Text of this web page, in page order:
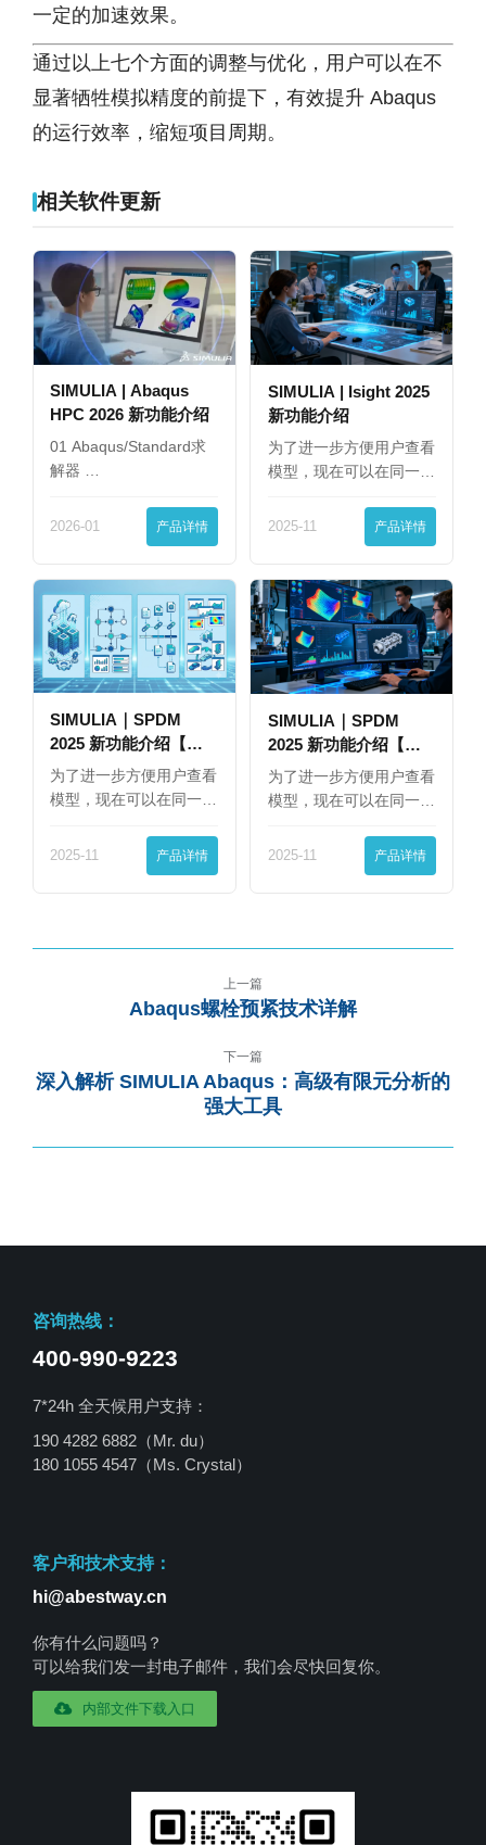
一定的加速效果。
通过以上七个方面的调整与优化，用户可以在不
显著牺牲模拟精度的前提下，有效提升 Abaqus
的运行效率，缩短项目周期。
相关软件更新
SIMULIA | Abaqus
HPC 2026 新功能介绍
01 Abaqus/Standard求
解器 …
2026-01 产品详情
SIMULIA | Isight 2025
新功能介绍
为了进一步方便用户查看
模型，现在可以在同一
2025-11 产品详情
SIMULIA｜SPDM
2025 新功能介绍【下
篇】
为了进一步方便用户查看
模型，现在可以在同一
2025-11 产品详情
SIMULIA｜SPDM
2025 新功能介绍【上
篇】
为了进一步方便用户查看
模型，现在可以在同一
2025-11 产品详情
上一篇
Abaqus螺栓预紧技术详解
下一篇
深入解析 SIMULIA Abaqus：高级有限元分析的
强大工具
咨询热线：
400-990-9223
7*24h 全天候用户支持：
190 4282 6882（Mr. du）
180 1055 4547 （Ms. Crystal）
客户和技术支持：
hi@abestway.cn
你有什么问题吗？
可以给我们发一封电子邮件，我们会尽快回复你。
内部文件下载入口